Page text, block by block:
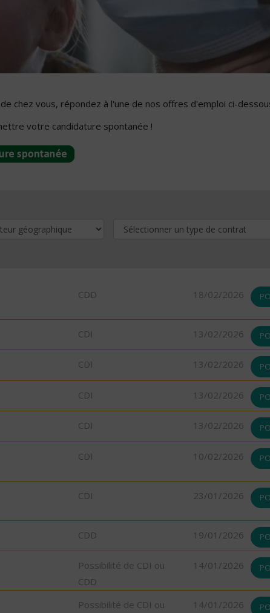
chez vous, répondez à l'une de nos offres d'emploi ci-
votre candidature spontanée !
CDD 18/02/2026
CDI 13/02/2026
CDI 13/02/2026
CDI 13/02/2026
CDI 13/02/2026
CDI 10/02/2026
CDI 23/01/2026
CDD 19/01/2026
Possibilité de CDI ou
CDD
14/01/2026
Possibilité de CDI ou
14/01/2026